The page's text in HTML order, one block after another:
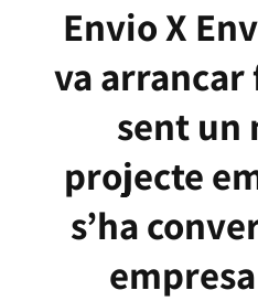
Envio X
va arrancar
sent un
projecte
s’ha